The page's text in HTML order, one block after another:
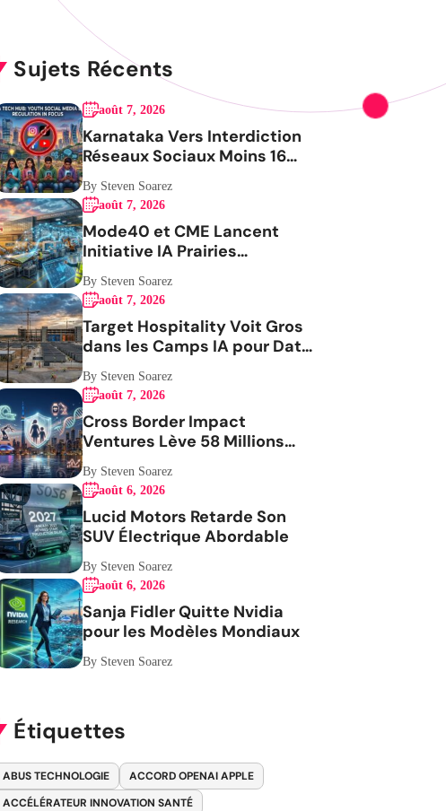
Sujets Récents
août 7, 2026
Karnataka Vers Interdiction
Réseaux Sociaux Moins 16
Ans
By Steven Soarez
août 7, 2026
Mode40 et CME Lancent
Initiative IA Prairies
Aérospatiale
By Steven Soarez
août 7, 2026
Target Hospitality Voit Gros
dans les Camps IA pour Data
Centers
By Steven Soarez
août 7, 2026
Cross Border Impact
Ventures Lève 58 Millions
USD Pour Santé Femmes
By Steven Soarez
août 6, 2026
Lucid Motors Retarde Son
SUV Électrique Abordable
By Steven Soarez
août 6, 2026
Sanja Fidler Quitte Nvidia
pour les Modèles Mondiaux
By Steven Soarez
Étiquettes
ABUS TECHNOLOGIE
ACCORD OPENAI APPLE
ACCÉLÉRATEUR INNOVATION SANTÉ